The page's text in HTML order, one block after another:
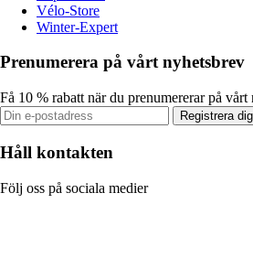
Vélo-Store
Winter-Expert
Prenumerera på vårt nyhetsbrev
Få 10 % rabatt när du prenumererar på vårt
Registrera dig
Håll kontakten
Följ oss på sociala medier